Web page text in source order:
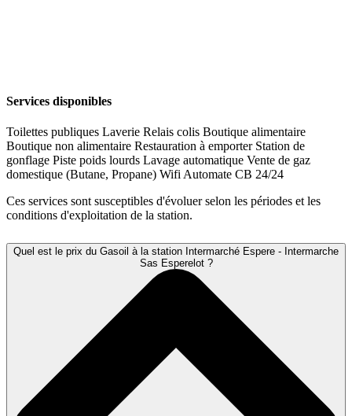
Services disponibles
Toilettes publiques Laverie Relais colis Boutique alimentaire
Boutique non alimentaire Restauration à emporter Station de
gonflage Piste poids lourds Lavage automatique Vente de gaz
domestique (Butane, Propane) Wifi Automate CB 24/24
Ces services sont susceptibles d'évoluer selon les périodes et les
conditions d'exploitation de la station.
Quel est le prix du Gasoil à la station Intermarché Espere - Intermarche
Sas Esperelot ?